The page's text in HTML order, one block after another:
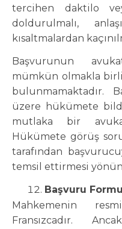
tercihen daktilo
doldurulmalı,
kısaltmalardan
Başvurunun
mümkün olmakla
bulunmamaktadır.
üzere hükümete
mutlaka bir
Hükümete görüş
tarafından
temsil ettirmesi
Başvuru
Mahkemenin
Fransızcadır.